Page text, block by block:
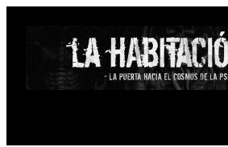
Saltar
Psychedelic, Stoner, Doom,